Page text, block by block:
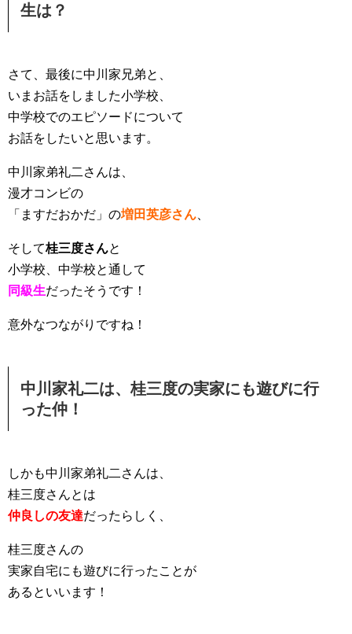
生は？
さて、最後に中川家兄弟と、
いまお話をしました小学校、
中学校でのエピソードについて
お話をしたいと思います。
中川家弟礼二さんは、
漫才コンビの
「ますだおかだ」の増田英彦さん
そして桂三度さんと
小学校、中学校と通して
同級生だったそうです！
意外なつながりですね！
中川家礼二は、桂三度の実家にも遊びに行
った仲！
しかも中川家弟礼二さんは、
桂三度さんとは
仲良しの友達だったらしく、
桂三度さんの
実家自宅にも遊びに行ったことが
あるといいます！